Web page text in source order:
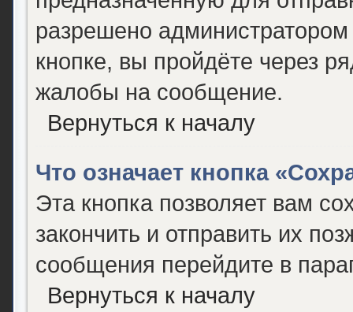
разрешено
кнопке, вы пройдёте через
жалобы на сообщение.
Вернуться к началу
Что означает кнопка
Эта кнопка позволяет вам
закончить и отправить их
сообщения перейдите в
Вернуться к началу